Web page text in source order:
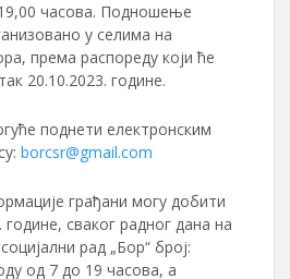
часова. Подношење
у селима на
према распореду који ће
20.10.2023. године.
поднети електронским
borcsr@gmail.com
грађани могу добити
сваког радног дана на
рад „Бор“ број:
од 7 до 19 часова, а